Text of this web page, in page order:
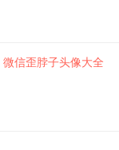
微信歪脖子头像大全